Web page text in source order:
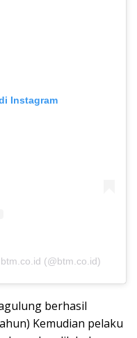
Instagram
(@btm.co.id)
berhasil
Kemudian pelaku